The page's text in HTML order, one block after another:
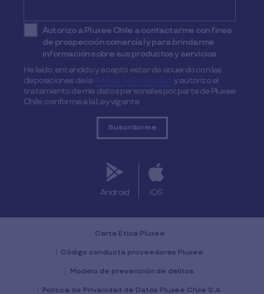
Autorizo a Pluxee Chile a contactarme con fines
de prospección comercial y para brindarme
información sobre sus productos y servicios.
He leído, entendido y acepto estar de acuerdo con las
disposiciones de laPolítica de Privacidad,y autorizo el
tratamiento de mis datos personales por parte de Pluxee
Chile, conforme a la Ley vigente
Android iOS
Carta Ética Pluxee
Código conducta proveedores Pluxee
Modelo de prevención de delitos
Politica de Privacidad de Datos Pluxee Chile S.A.